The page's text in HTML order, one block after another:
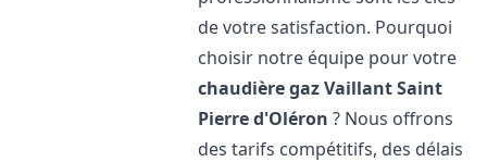
de votre satisfaction. Pourquoi
choisir notre équipe pour votre
chaudière gaz VaillantSaint
Pierre d'Oléron ? Nous offrons
des tarifs compétitifs, des délais